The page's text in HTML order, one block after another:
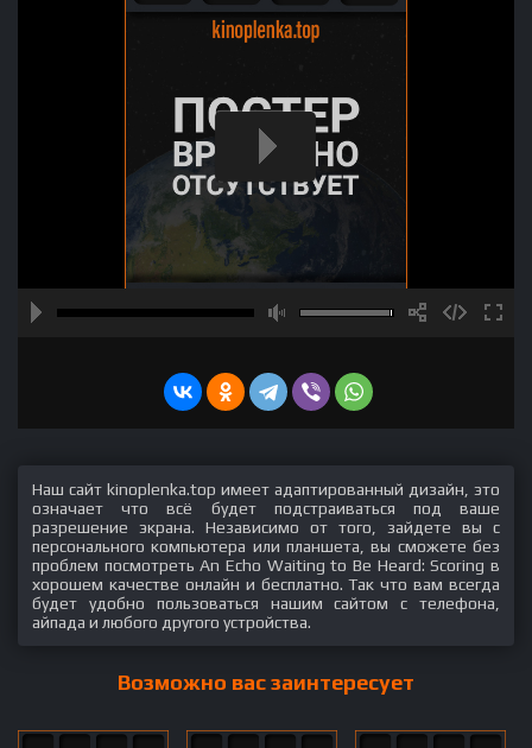
Наш сайт kinoplenka.top имеет адаптированный дизайн, это
означает что всё будет подстраиваться под ваше
разрешение экрана. Независимо от того, зайдете вы с
персонального компьютера или планшета, вы сможете без
проблем посмотреть An Echo Waiting to Be Heard: Scoring в
хорошем качестве онлайн и бесплатно. Так что вам всегда
будет удобно пользоваться нашим сайтом с телефона,
айпада и любого другого устройства.
Возможно вас заинтересует